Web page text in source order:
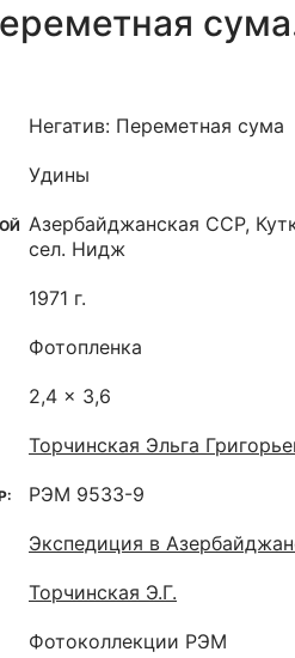
Негатив: Переметная сума
Удины
Азербайджанская ССР,
сел. Нидж
1971 г.
Фотопленка
2,4 x 3,6
Торчинская Эльга
РЭМ 9533-9
Экспедиция в
Торчинская Э.Г.
Фотоколлекции РЭМ